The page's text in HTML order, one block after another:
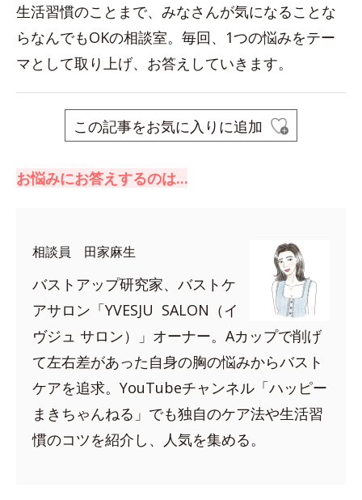
生活習慣のことまで、みなさんが気になることな
らなんでもOKの相談室。毎回、1つの悩みをテー
マとして取り上げ、お答えしていきます。
この記事をお気に入りに追加
お悩みにお答えするのは…
相談員 田家麻生
バストアップ研究家、バストケ
アサロン「YVESJU SALON（イ
ヴジュ サロン）」オーナー。Aカップで削げ
て左右差があった自身の胸の悩みからバスト
ケアを追求。YouTubeチャンネル「ハッピー
まきちゃんねる」でも独自のケア法や生活習
慣のコツを紹介し、人気を集める。